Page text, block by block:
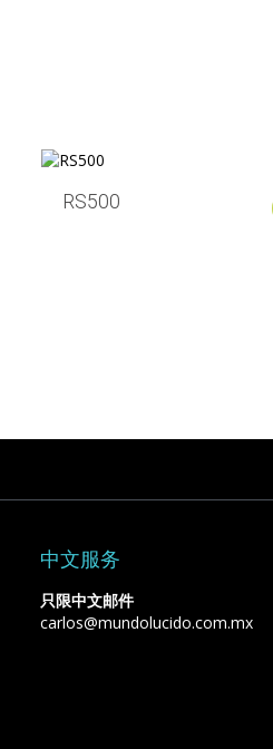
Add to cartRS500
中文服务
只限中文邮件
carlos@mundolucido.com.mx